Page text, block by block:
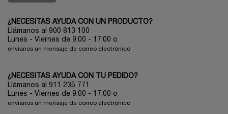
¿NECESITAS AYUDA CON UN PRODUCTO?
Llámanos al 900 813 100
Lunes - Viernes de 9:00 - 17:00 o
envíanos un mensaje de correo electrónico
¿NECESITAS AYUDA CON TU PEDIDO?
Llámanos al 911 235 771
Lunes - Viernes de 9:00 - 17:00 o
envíanos un mensaje de correo electrónico